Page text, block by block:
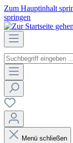
Zum Hauptinhalt
springen
Menü schließen